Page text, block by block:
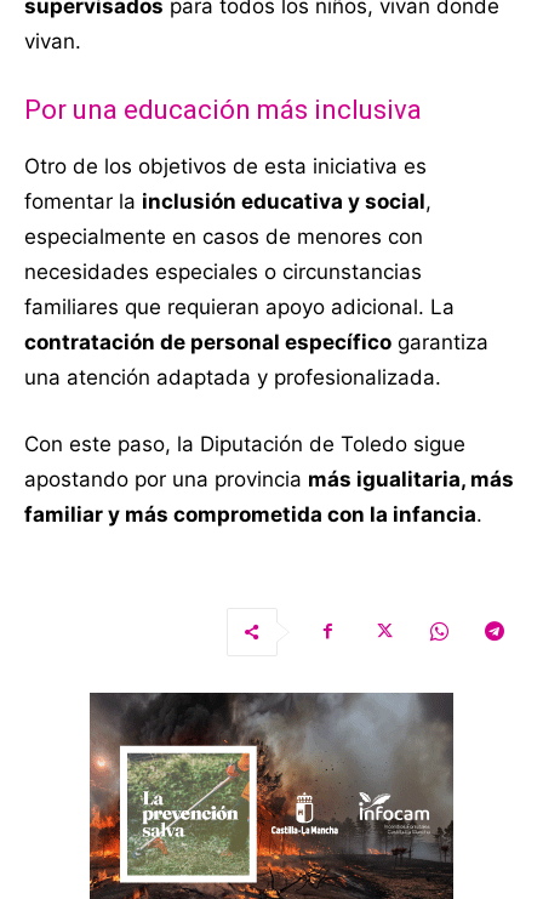
supervisados para todos los niños, vivan donde
vivan.
Por una educación más inclusiva
Otro de los objetivos de esta iniciativa es
fomentar la inclusión educativa y social,
especialmente en casos de menores con
necesidades especiales o circunstancias
familiares que requieran apoyo adicional. La
contratación de personal específico garantiza
una atención adaptada y profesionalizada.
Con este paso, la Diputación de Toledo sigue
apostando por una provincia más igualitaria, más
familiar y más comprometida con la infancia.